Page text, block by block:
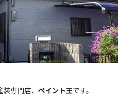
専門店、 ペイント王です。